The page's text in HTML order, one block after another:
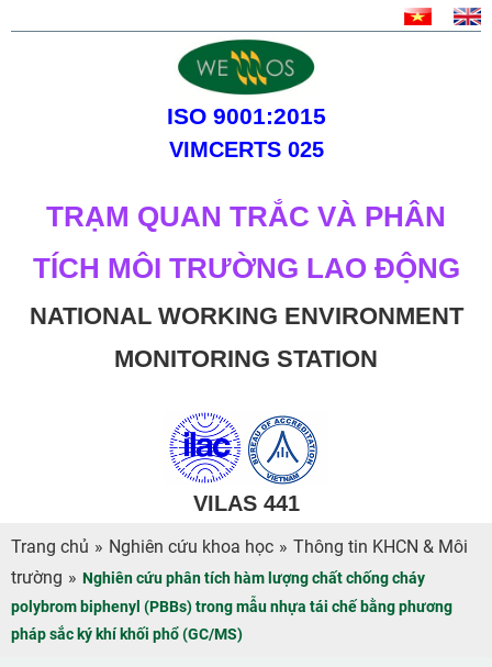
ISO 9001:2015
VIMCERTS 025
TRẠM QUAN TRẮC VÀ PHÂN
TÍCH MÔI TRƯỜNG LAO ĐỘNG
NATIONAL WORKING ENVIRONMENT
MONITORING STATION
VILAS 441
Trang chủ » Nghiên cứu khoa học » Thông tin KHCN & Môi
trường » Nghiên cứu phân tích hàm lượng chất chống cháy
polybrom biphenyl (PBBs) trong mẫu nhựa tái chế bằng phương
pháp sắc ký khí khối phổ (GC/MS)